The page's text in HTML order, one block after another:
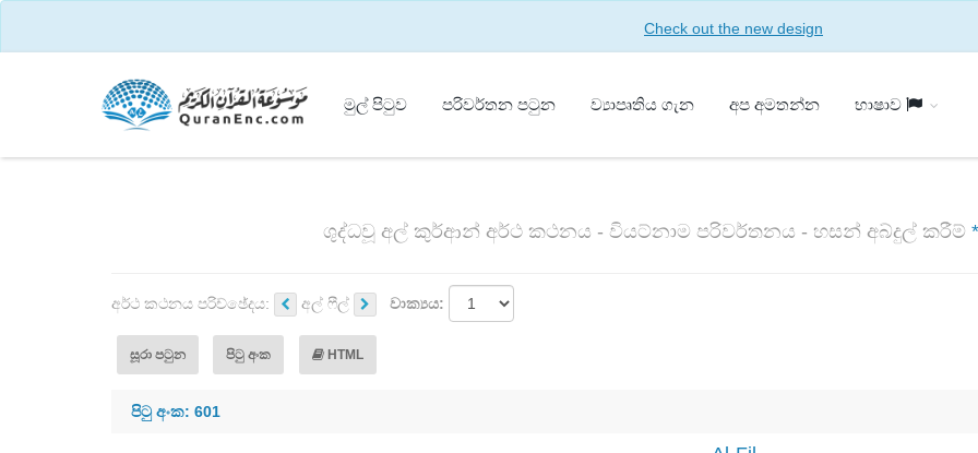
Check out the new design
මුල් පිටුව පරිවර්තන පටුන ව්‍යාපෘතිය ගැන අප අමතන්න භාෂාව
ශුද්ධවූ අල් කුර්ආන් අර්ථ කථනය - වියට්නාම පරිවර්තනය - හසන් අබ්දුල් කරීම්
අර්ථ කථනය පරිච්ඡේදය: අල් ෆීල් වාක්‍යය:
සූරා පටුන පිටු අංක HTML
පිටු අංක: 601